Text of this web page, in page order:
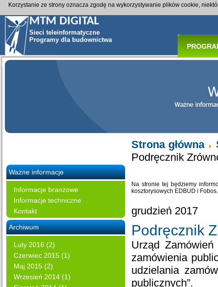
MTM DIGITAL
Sieci teleinformatyczne
Programy dla budownictwa
Ważne informacje
Informacje branżowe
Informacje techniczne
Kontakt
Archiwum
Luty 2016 (2)
Czerwiec 2015 (1)
Maj 2015 (2)
Wrzesień 2014 (1)
Strona główna
Podręcznik
Na stronie tej będziemy
kosztorysowych EDBUD i
grudzień 2017
Podręcznik
Urząd Zamówień
zamówienia
udzielania
publicznych”.
Korzystanie ze strony oznacza zgodę na wykorzystywanie plików cookie,